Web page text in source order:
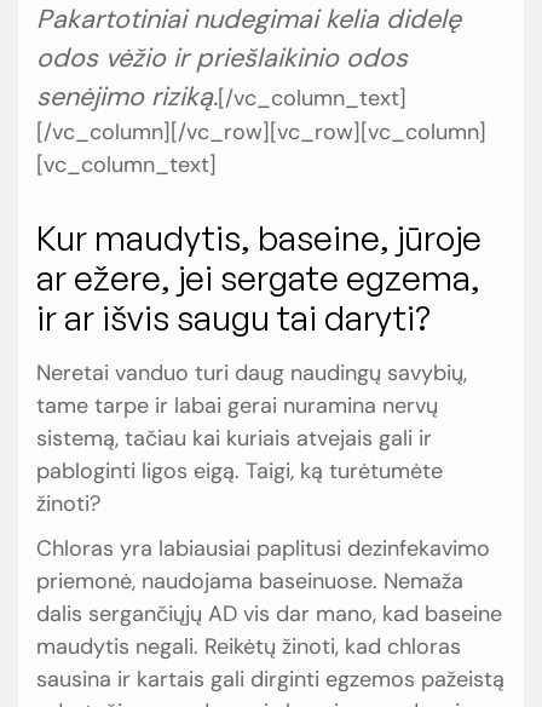
Pakartotiniai nudegimai kelia didelę
odos vėžio ir priešlaikinio odos
senėjimo riziką.[/vc_column_text]
[/vc_column][/vc_row][vc_row][vc_column]
[vc_column_text]
Kur maudytis, baseine, jūroje
ar ežere, jei sergate egzema,
ir ar išvis saugu tai daryti?
Neretai vanduo turi daug naudingų savybių,
tame tarpe ir labai gerai nuramina nervų
sistemą, tačiau kai kuriais atvejais gali ir
pabloginti ligos eigą. Taigi, ką turėtumėte
žinoti?
Chloras yra labiausiai paplitusi dezinfekavimo
priemonė, naudojama baseinuose. Nemaža
dalis sergančiųjų AD vis dar mano, kad baseine
maudytis negali. Reikėtų žinoti, kad chloras
sausina ir kartais gali dirginti egzemos pažeistą